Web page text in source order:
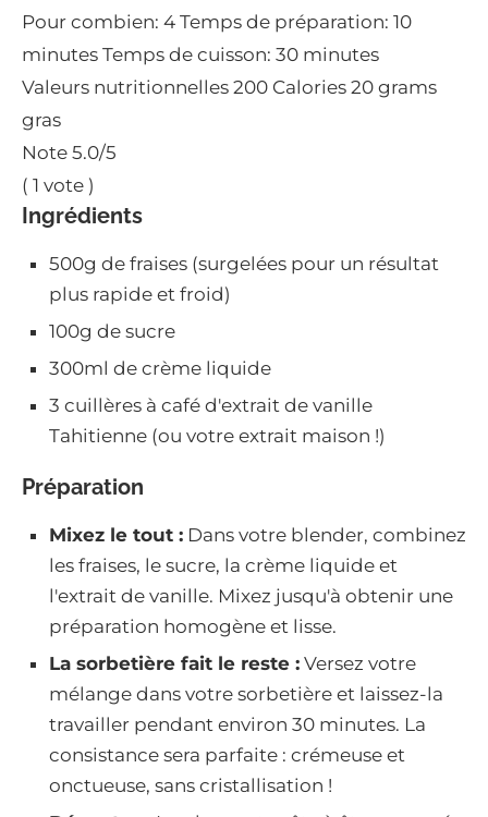
Pour combien: 4 Temps de préparation: 10
minutes Temps de cuisson: 30 minutes
Valeurs nutritionnelles 200 Calories 20 grams
gras
Note 5.0/5
( 1 vote )
Ingrédients
500g de fraises (surgelées pour un résultat
plus rapide et froid)
100g de sucre
300ml de crème liquide
3 cuillères à café d'extrait de vanille
Tahitienne (ou votre extrait maison !)
Préparation
Mixez le tout : Dans votre blender, combinez
les fraises, le sucre, la crème liquide et
l'extrait de vanille. Mixez jusqu'à obtenir une
préparation homogène et lisse.
La sorbetière fait le reste : Versez votre
mélange dans votre sorbetière et laissez-la
travailler pendant environ 30 minutes. La
consistance sera parfaite : crémeuse et
onctueuse, sans cristallisation !